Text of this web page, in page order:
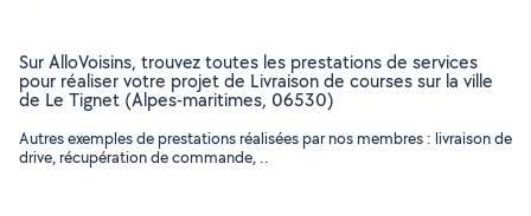
Sur AlloVoisins, trouvez toutes les prestations de services
pour réaliser votre projet de Livraison de courses sur la ville
de Le Tignet (Alpes-maritimes, 06530)
Autres exemples de prestations réalisées par nos membres : livraison de
drive, récupération de commande, ..